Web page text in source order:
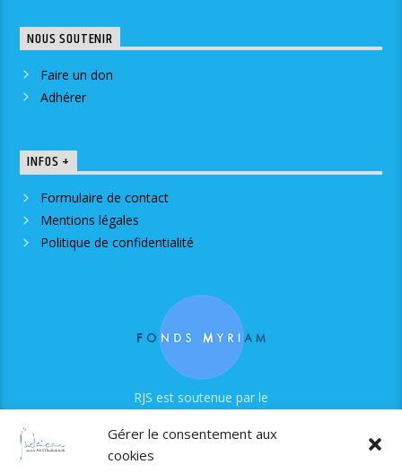
Gérer le consentement aux
cookies
NOUS SOUTENIR
Faire un don
Adhérer
INFOS +
Formulaire de contact
Mentions légales
Politique de confidentialité
RJS est soutenue par le